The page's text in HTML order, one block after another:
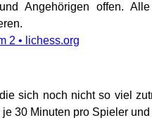
Angehörigen offen. Alle
2 • lichess.org
sich noch nicht so viel
30 Minuten pro Spieler